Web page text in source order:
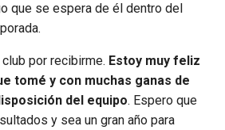
que se espera de él dentro del
por recibirme. Estoy muy feliz
tomé y con muchas ganas de
del equipo. Espero que
y sea un gran año para